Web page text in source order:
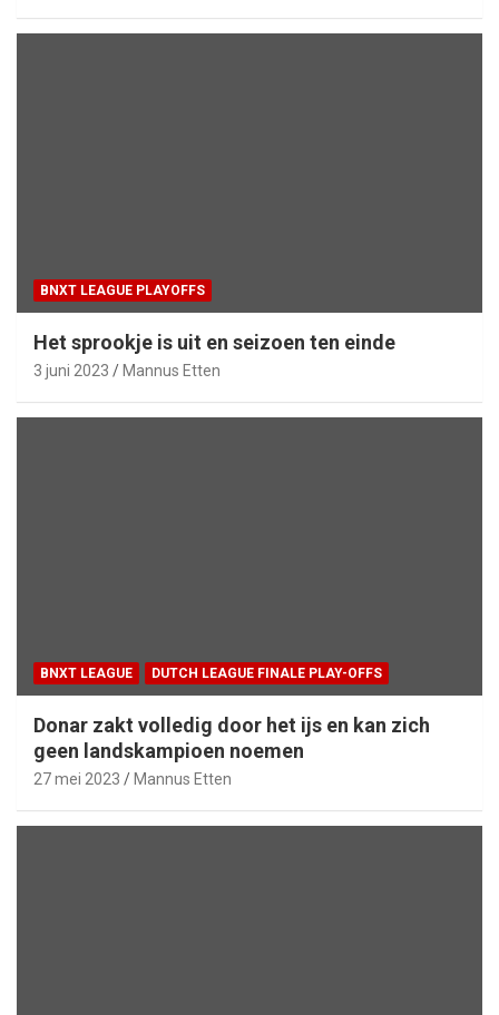
BNXT LEAGUE PLAYOFFS
Het sprookje is uit en seizoen ten einde
3 juni 2023 Mannus Etten
BNXT LEAGUE DUTCH LEAGUE FINALE PLAY-OFFS
Donar zakt volledig door het ijs en kan zich
geen landskampioen noemen
27 mei 2023 Mannus Etten